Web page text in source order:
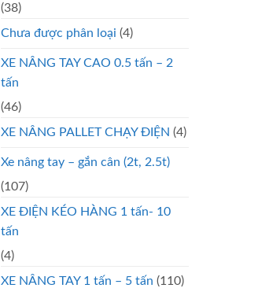
(38)
Chưa được phân loại (4)
XE NÂNG TAY CAO 0.5 tấn – 2
tấn
(46)
XE NÂNG PALLET CHẠY ĐIỆN (4)
Xe nâng tay – gắn cân (2t, 2.5t)
(107)
XE ĐIỆN KÉO HÀNG 1 tấn- 10
tấn
(4)
XE NÂNG TAY 1 tấn – 5 tấn (110)